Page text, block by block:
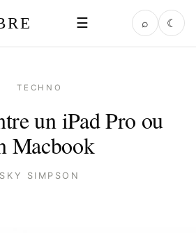
☰ ⌕ ☾
TECHNO
un iPad Pro ou
Macbook
SKY SIMPSON